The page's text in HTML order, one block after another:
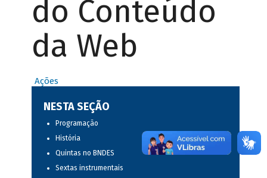
do Conteúdo
da Web
Ações
NESTA SEÇÃO
Programação
História
Quintas no BNDES
Sextas instrumentais